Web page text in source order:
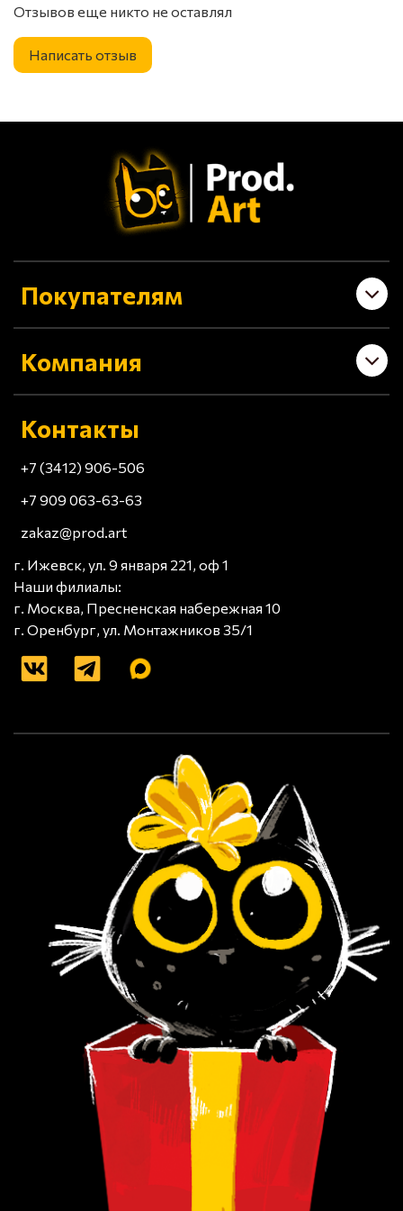
Отзывов еще никто не оставлял
Написать отзыв
Покупателям
Компания
Контакты
+7 (3412) 906-506
+7 909 063-63-63
zakaz@prod.art
г. Ижевск, ул. 9 января 221, оф 1
Наши филиалы:
г. Москва, Пресненская набережная 10
г. Оренбург, ул. Монтажников 35/1